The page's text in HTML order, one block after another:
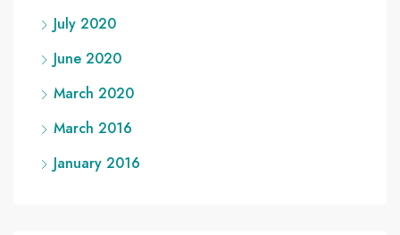
July 2020
June 2020
March 2020
March 2016
January 2016